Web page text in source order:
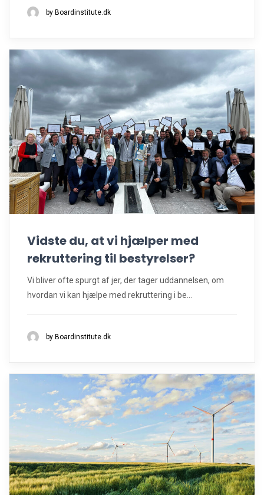
by Boardinstitute.dk
Vidste du, at vi hjælper med
rekruttering til bestyrelser?
Vi bliver ofte spurgt af jer, der tager uddannelsen, om
hvordan vi kan hjælpe med rekruttering i be...
by Boardinstitute.dk